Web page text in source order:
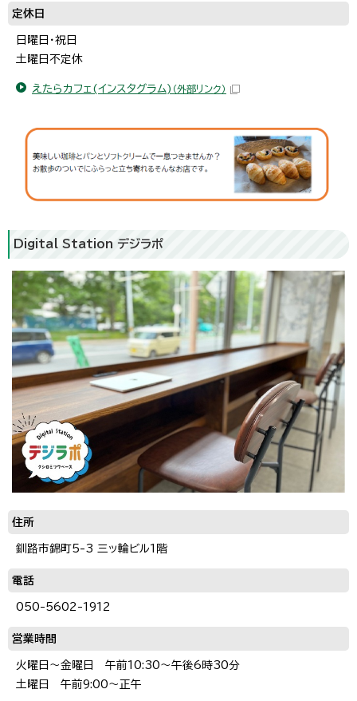
定休日
日曜日・祝日
土曜日不定休
えたらカフェ(インスタグラム) （外部リンク）
Digital Station デジラポ
住所
釧路市錦町5-3 三ッ輪ビル1階
電話
050-5602-1912
営業時間
火曜日～金曜日 午前10:30～午後6時30分
土曜日 午前9:00～正午